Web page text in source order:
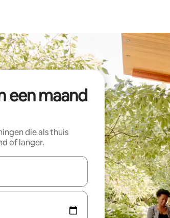
een maand
die als thuis
of langer.
zijn, maak je een keuze met je de